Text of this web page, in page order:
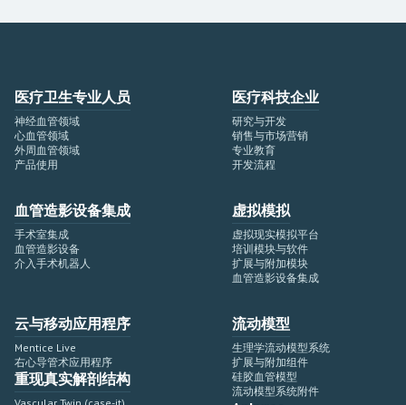
医疗卫生专业人员
神经血管领域
心血管领域
外周血管领域
产品使用
医疗科技企业
研究与开发
销售与市场营销
专业教育
开发流程
血管造影设备集成
手术室集成
血管造影设备
介入手术机器人
虚拟模拟
虚拟现实模拟平台
培训模块与软件
扩展与附加模块
血管造影设备集成
云与移动应用程序
Mentice Live
右心导管术应用程序
重现真实解剖结构
流动模型
生理学流动模型系统
扩展与附加组件
硅胶血管模型
流动模型系统附件